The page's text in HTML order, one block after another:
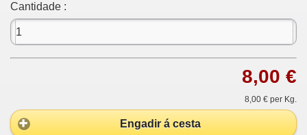
Cantidade :
8,00 €
8,00 € per Kg.
Engadir á cesta